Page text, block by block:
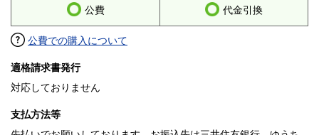
公費 代金引換
公費での購入について
適格請求書発行
対応しておりません
支払方法等